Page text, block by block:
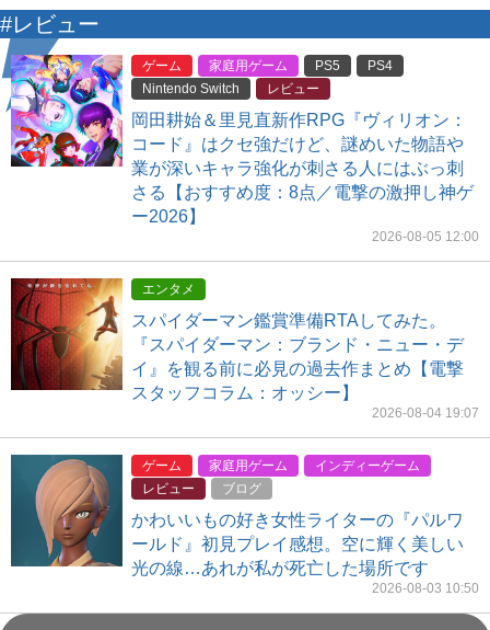
#レビュー
ゲーム 家庭用ゲーム PS5
PS4
Nintendo Switch
レビュー
岡田耕始＆里見直新作RPG『ヴィリオン：
コード』はクセ強だけど、謎めいた物語や
業が深いキャラ強化が刺さる人にはぶっ刺
さる【おすすめ度：8点／電撃の激押し神ゲ
ー2026】
2026-08-05 12:00
エンタメ
スパイダーマン鑑賞準備RTAしてみた。
『スパイダーマン：ブランド・ニュー・デ
イ』を観る前に必見の過去作まとめ【電撃
スタッフコラム：オッシー】
2026-08-04 19:07
ゲーム 家庭用ゲーム
インディーゲーム
レビュー
ブログ
かわいいもの好き女性ライターの『パルワ
ールド』初見プレイ感想。空に輝く美しい
光の線…あれが私が死亡した場所です
2026-08-03 10:50